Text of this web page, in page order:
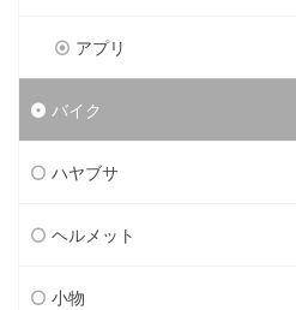
アプリ
バイク
ハヤブサ
ヘルメット
小物